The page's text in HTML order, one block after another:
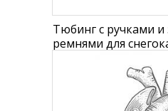
Тюбинг с ручками
ремнями для